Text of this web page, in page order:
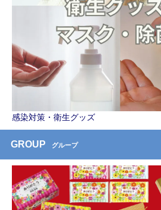
感染対策・衛生グッズ
GROUP グループ